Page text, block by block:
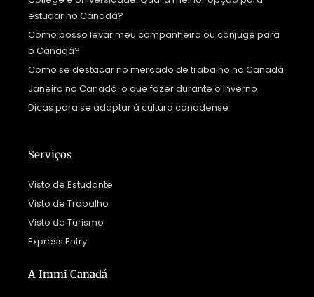
estudar no Canadá?
Como posso levar meu companheiro ou cônjuge para
o Canadá?
Como se destacar no mercado de trabalho no Canadá
Janeiro no Canadá: o que fazer durante o inverno
Dicas para se adaptar à cultura canadense
Serviços
Visto de Estudante
Visto de Trabalho
Visto de Turismo
Express Entry
A Immi Canadá